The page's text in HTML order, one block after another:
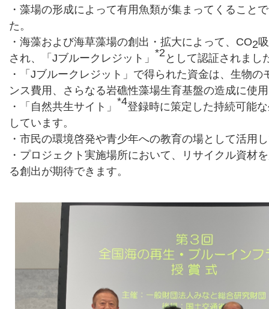
・藻場の形成によって有用魚類が集まってくること
た。
・海藻および海草藻場の創出・拡大によって、CO2
され、「Jブルークレジット」 *2 として認証されまし
・「Jブルークレジット」で得られた資金は、生物
ンス費用、さらなる岩礁性藻場生育基盤の造成に使
・「自然共生サイト」 *4登録時に策定した持続可能
しています。
・市民の環境啓発や青少年への教育の場として活用
・プロジェクト実施場所において、リサイクル資材
る創出が期待できます。